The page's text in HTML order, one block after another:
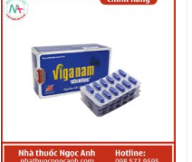
hạng5.00